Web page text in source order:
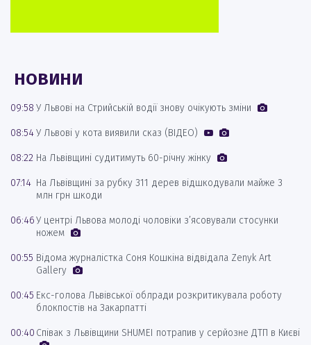
НОВИНИ
09:58 У Львові на Стрийській водії знову очікують зміни
08:54У Львові у кота виявили сказ (ВІДЕО)
08:22 На Львівщині судитимуть 60-річну жінку
07:14 На Львівщині за рубку 311 дерев відшкодували майже 3
млн грн шкоди
06:46У центрі Львова молоді чоловіки з’ясовували стосунки
ножем
00:55 Відома журналістка Соня Кошкіна відвідала Zenyk Art
Gallery
00:45 Екс-голова Львівської облради розкритикувала роботу
блокпостів на Закарпатті
00:40 Співак з Львівщини SHUMEI потрапив у серйозне ДТП в Києві